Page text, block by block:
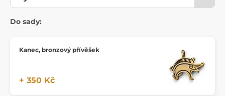
Do sady:
Kanec, bronzový přívěšek
+ 350 Kč